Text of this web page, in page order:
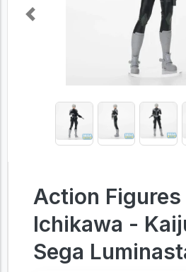
Previous
Action Figures
Ichikawa -
Sega